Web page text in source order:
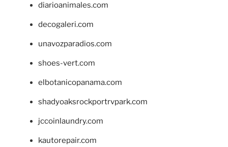
diarioanimales.com
decogaleri.com
unavozparadios.com
shoes-vert.com
elbotanicopanama.com
shadyoaksrockportrvpark.com
jccoinlaundry.com
kautorepair.com